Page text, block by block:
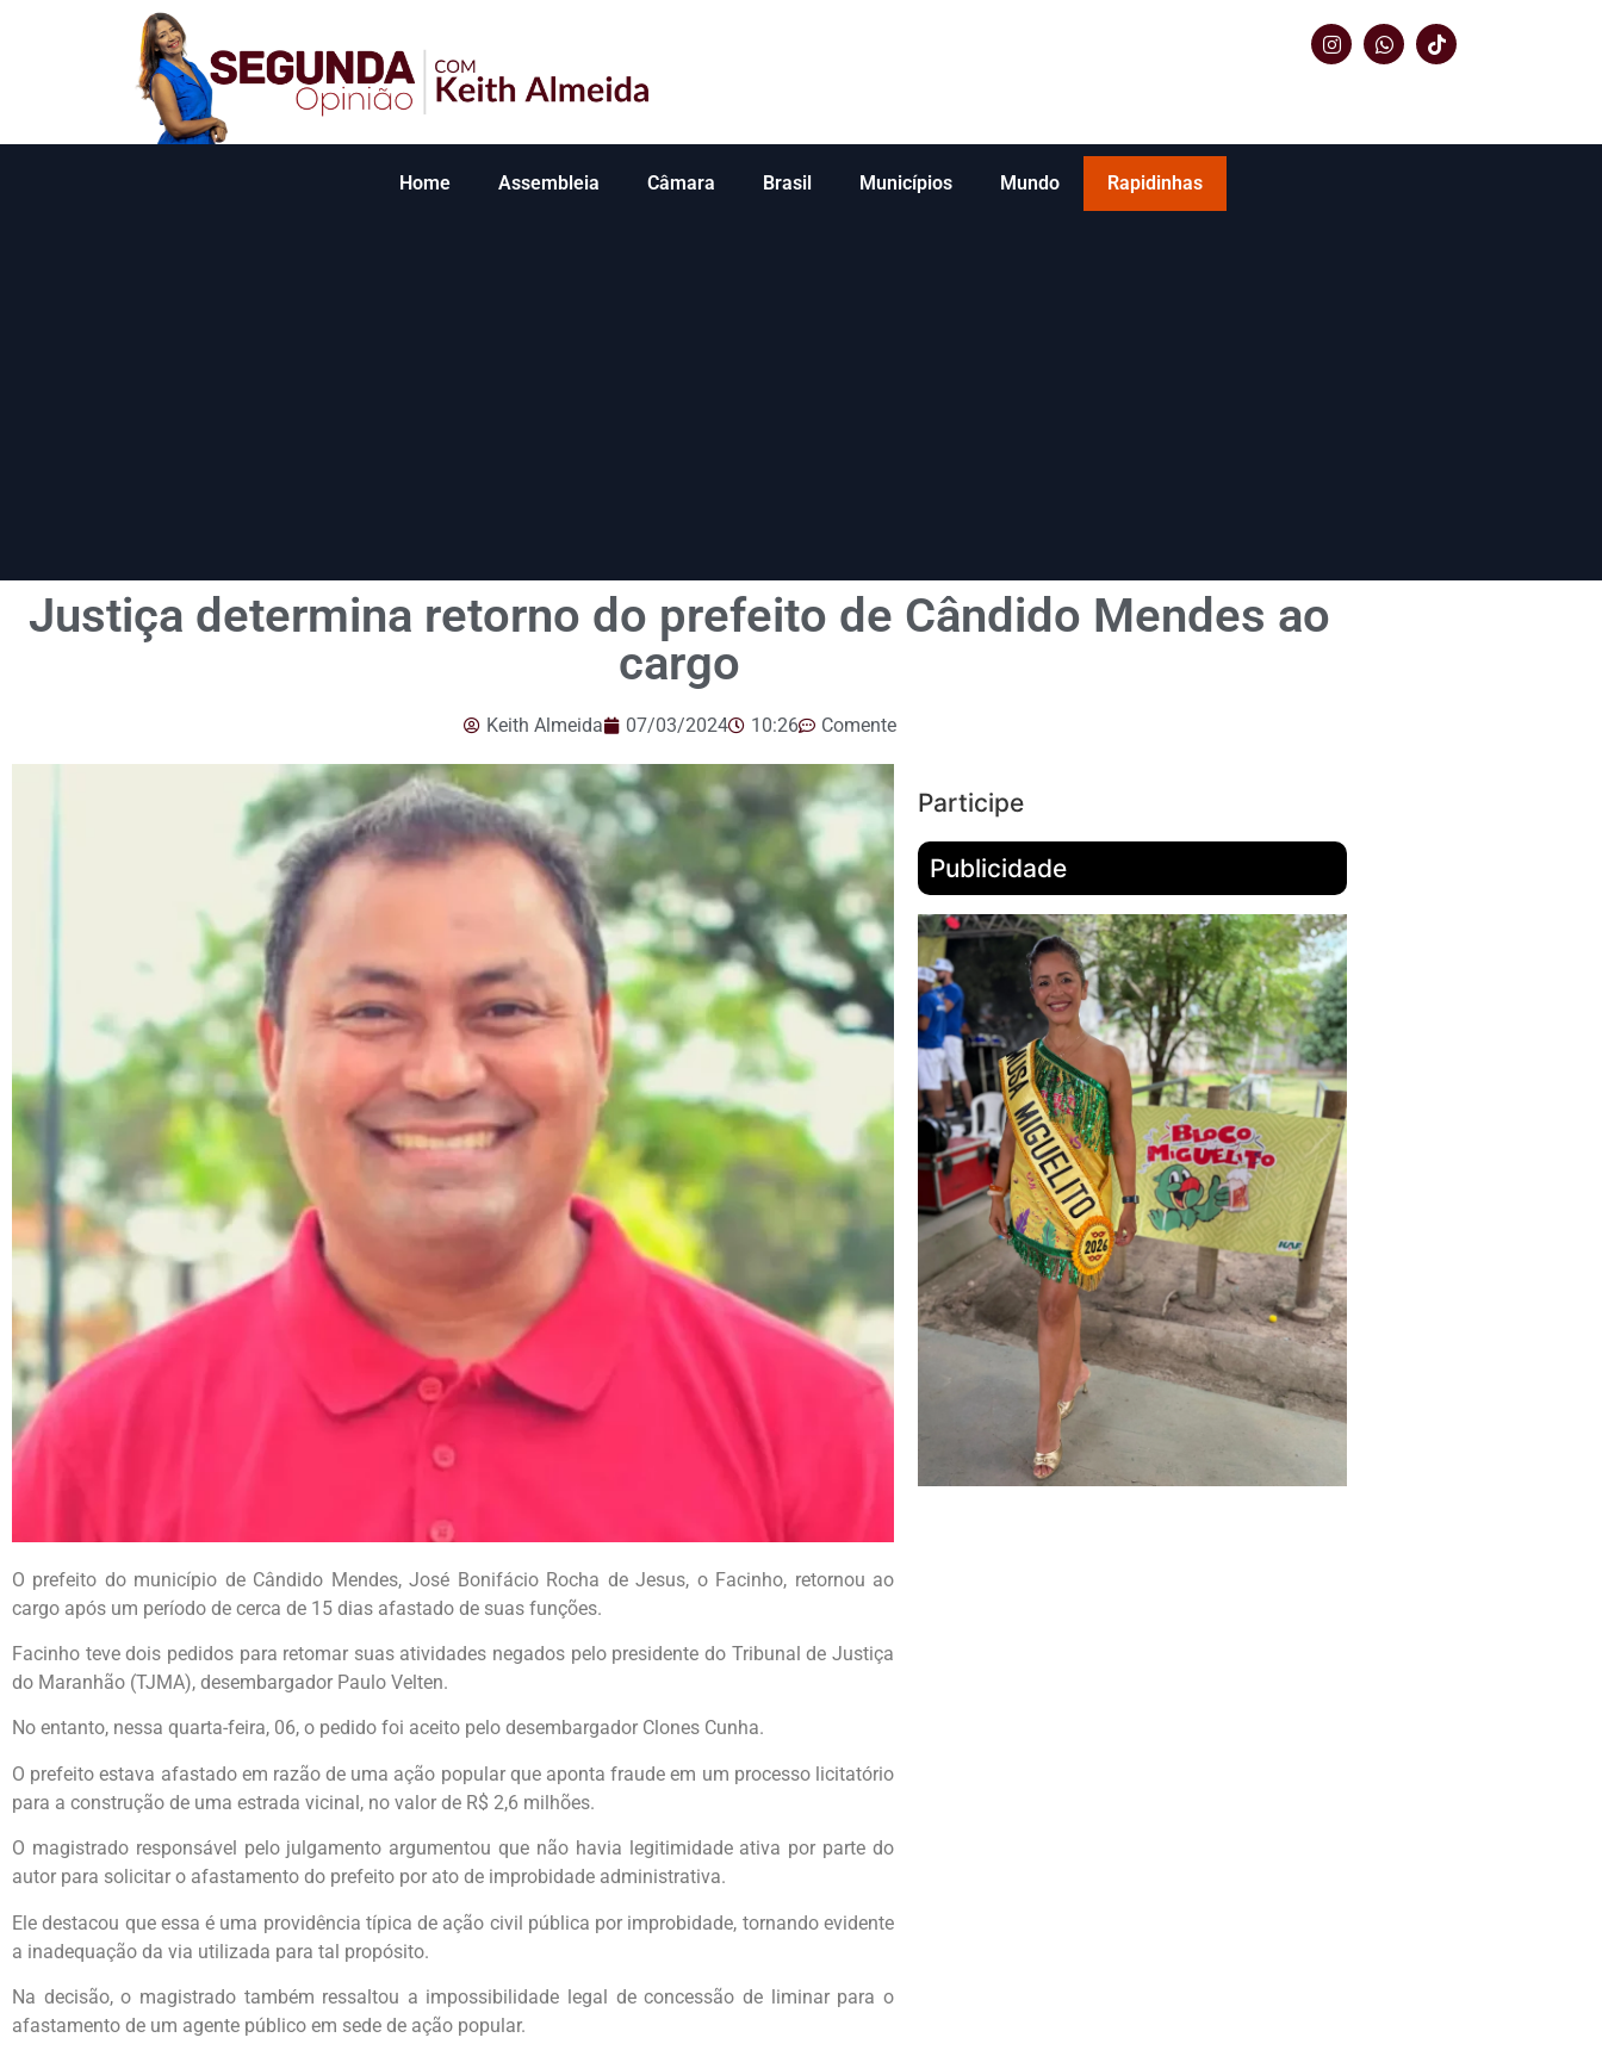
Home Assembleia Câmara Brasil Municípios Mundo Rapidinhas
Justiça determina retorno do prefeito de Cândido Mendes ao
cargo
Keith Almeida 07/03/2024 10:26 Comente
O prefeito do município de Cândido Mendes, José Bonifácio Rocha de Jesus, o Facinho, retornou ao
cargo após um período de cerca de 15 dias afastado de suas funções.
Facinho teve dois pedidos para retomar suas atividades negados pelo presidente do Tribunal de Justiça
do Maranhão (TJMA), desembargador Paulo Velten.
No entanto, nessa quarta-feira, 06, o pedido foi aceito pelo desembargador Clones Cunha.
O prefeito estava afastado em razão de uma ação popular que aponta fraude em um processo licitatório
para a construção de uma estrada vicinal, no valor de R$ 2,6 milhões.
O magistrado responsável pelo julgamento argumentou que não havia legitimidade ativa por parte do
autor para solicitar o afastamento do prefeito por ato de improbidade administrativa.
Ele destacou que essa é uma providência típica de ação civil pública por improbidade, tornando evidente
a inadequação da via utilizada para tal propósito.
Na decisão, o magistrado também ressaltou a impossibilidade legal de concessão de liminar para o
afastamento de um agente público em sede de ação popular.
Participe
Publicidade